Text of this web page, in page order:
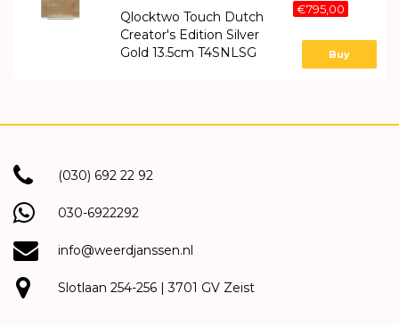
Qlocktwo Touch Dutch
Creator's Edition Silver
Gold 13.5cm T4SNLSG
€795,00
Buy
(030) 692 22 92
030-6922292
info@weerdjanssen.nl
Slotlaan 254-256 | 3701 GV Zeist